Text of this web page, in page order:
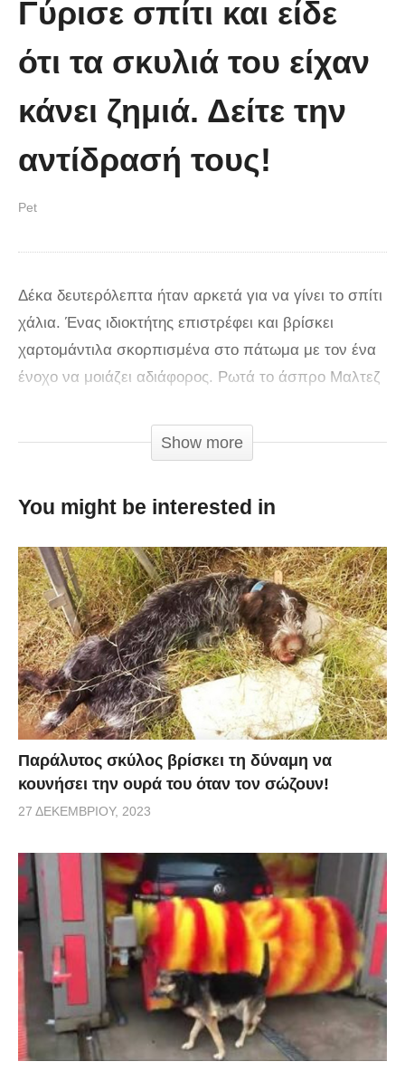
στον κόσμο!! (Video)
Γύρισε σπίτι και είδε
ότι τα σκυλιά του είχαν
κάνει ζημιά. Δείτε την
αντίδρασή τους!
Pet
Δέκα δευτερόλεπτα ήταν αρκετά για να γίνει το σπίτι
χάλια. Ένας ιδιοκτήτης επιστρέφει και βρίσκει
χαρτομάντιλα σκορπισμένα στο πάτωμα με τον ένα
ένοχο να μοιάζει αδιάφορος. Ρωτά το άσπρο Μαλτεζ
καν να τον κοιτάξει. Τότε στρέφει την κάμερα στο
άλλο του τετράποδο.
Ένα άλλο μικρό άσπρο σκυλί τριγυρνά με ένα άδειο
Kacy, όπως ονομάζεται το σκυλί, κατάφερε να
χωρέσει στο κουτί την ώρα που έβαζε το κεφάλι της
μέσα για να τραβήξει τα χαρτομάντιλα, αλλά δεν
μπορούσε να το βγάλει εύκολα από εκεί. Ο
πραγματικός ένοχος είχε τελικά προδοθεί.
via
Show more
You might be interested in
Παράλυτος σκύλος βρίσκει τη δύναμη να
κουνήσει την ουρά του όταν τον σώζουν!
27 ΔΕΚΕΜΒΡΊΟΥ, 2023